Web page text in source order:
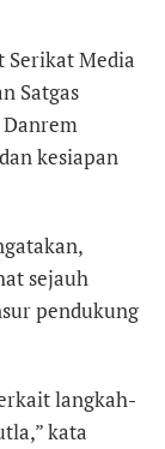
Media
Satgas
kesiapan
sejauh
pendukung
langkah-
kata